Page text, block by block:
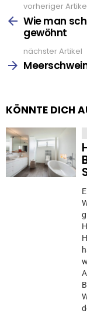
more
vorheriger
Wie man
gewöhnt
nächster Artikel
KÖNNTE DICH